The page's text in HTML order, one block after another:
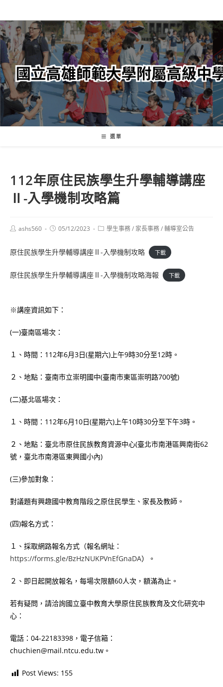
轉
至
主
內
容
選單
112年原住民族學生升學輔導講座
Ⅱ-入學機制攻略篇
Postashs560
Post05/12/2023
Post學生事務/ 家長事務/輔導室公告
原住民族學生升學輔導講座Ⅱ-入學機制攻略 下載
原住民族學生升學輔導講座Ⅱ-入學機制攻略海報 下載
※講座資訊如下：
(一)臺南區場次：
１、時間：112年6月3日(星期六)上午9時30分至12時。
２、地點：臺南市立崇明國中(臺南市東區崇明路700號)
(二)基北區場次：
１、時間：112年6月10日(星期六)上午10時30分至下午3時。
２、地點：臺北市原住民族教育資源中心(臺北市南港區興南街62
號，臺北市南港區東興國小內)
(三)參加對象：
對議題有興趣國中教育階段之原住民學生、家長及教師。
(四)報名方式：
１、採取網路報名方式（報名網址：
https://forms.gle/BzHzNUKPVnEfGnaDA）。
２、即日起開放報名，每場次限額60人次，額滿為止。
若有疑問，請洽詢國立臺中教育大學原住民族教育及文化研究中
心：
電話：04-22183398，電子信箱：
chuchien@mail.ntcu.edu.tw。
Post Views: 155